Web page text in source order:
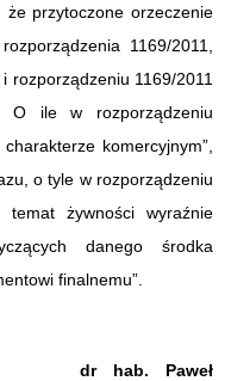
przytoczone orzeczenie
1169/2011,
rozporządzeniu 1169/2011
O ile w rozporządzeniu
komercyjnym”,
o tyle w rozporządzeniu
żywności wyraźnie
danego środka
finalnemu”.
dr hab. Paweł